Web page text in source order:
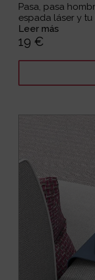
Pasa, pasa
espada láser y tu
Leer más
19 €